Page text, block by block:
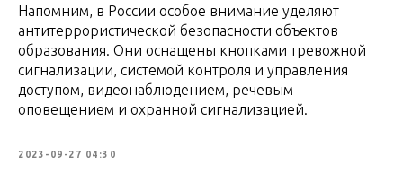
Напомним, в России особое внимание уделяют
антитеррористической безопасности объектов
образования. Они оснащены кнопками тревожной
сигнализации, системой контроля и управления
доступом, видеонаблюдением, речевым
оповещением и охранной сигнализацией.
2023-09-27 04:30